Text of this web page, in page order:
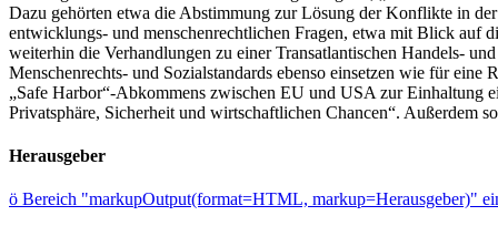
Dazu gehörten etwa die Abstimmung zur Lösung der Konflikte in
entwicklungs- und menschenrechtlichen Fragen, etwa mit Blick auf
weiterhin die Verhandlungen zu einer Transatlantischen Handels-
Menschenrechts- und Sozialstandards ebenso einsetzen wie für
„Safe Harbor“-Abkommens zwischen EU und USA zur Einhaltung
Privatsphäre, Sicherheit und wirtschaftlichen Chancen“. Außerdem
Herausgeber
ö Bereich "markupOutput(format=HTML, markup=Herausgeber)"